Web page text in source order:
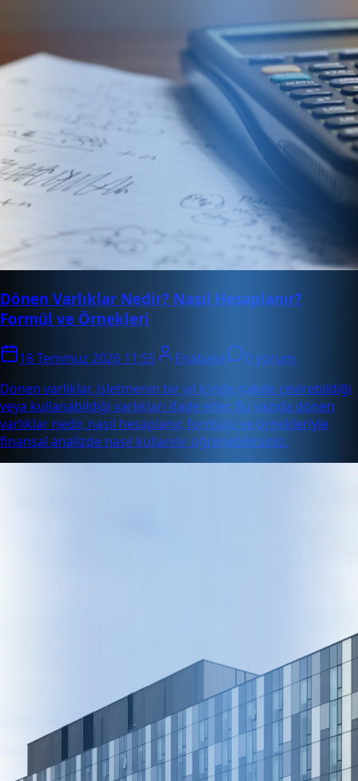
Dönen Varlıklar Nedir? Nasıl Hesaplanır?
Formül ve Örnekleri
18 Temmuz 2026 11:55 Enabase
0 yorum
Dönen varlıklar, işletmenin bir yıl içinde nakde çevirebildiği
veya kullanabildiği varlıkları ifade eder. Bu yazıda dönen
varlıklar nedir, nasıl hesaplanır, formülü ve örnekleriyle
finansal analizde nasıl kullanılır öğrenebilirsiniz.